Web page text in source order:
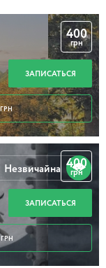
400
грн
ЗАПИСАТЬСЯ
ГРН
400
грн
ЗАПИСАТЬСЯ
ГРН
Незвичайна